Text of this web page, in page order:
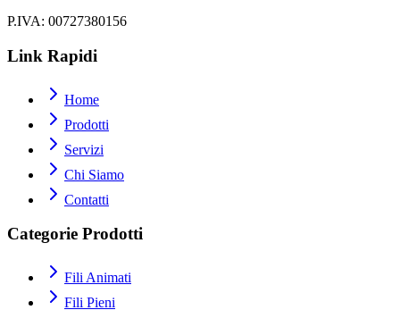
P.IVA: 00727380156
Link Rapidi
Home
Prodotti
Servizi
Chi Siamo
Contatti
Categorie Prodotti
Fili Animati
Fili Pieni